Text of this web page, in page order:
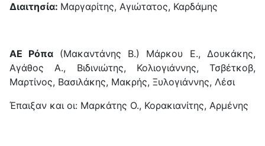
Διαιτησία: Μαργαρίτης, Αγιώτατος, Καρδάμης
ΑΕ Ρόπα (Μακαντάνης Β.) Μάρκου Ε., Δουκάκης,
Αγάθος Α., Βιδινιώτης, Κολιογιάννης, Τσβέτκοβ,
Μαρτίνος, Βασιλάκης, Μακρής, Ξυλογιάννης, Λέσι
Έπαιξαν και οι: Μαρκάτης Ο., Κορακιανίτης, Αρμένης